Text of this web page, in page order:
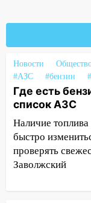
и шквал до
12:31
из Европы и
12:20 В
пострадал
12:00 Где
августа:
Новости
#АЗС
#бензин
Где есть
список АЗС
Наличие
быстро
проверять
Заволжский